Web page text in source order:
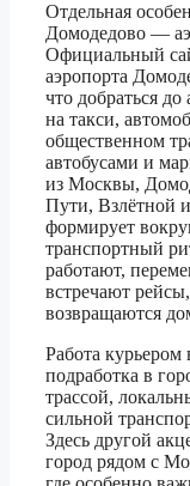
Отдельная
Домодедово —
Официальный
аэропорта
что добраться
на такси,
общественном
автобусами и
из Москвы,
Пути, Взлётной
формирует
транспортный
работают,
встречают
возвращаются
Работа
подработка в
трассой,
сильной
Здесь другой
город рядом с